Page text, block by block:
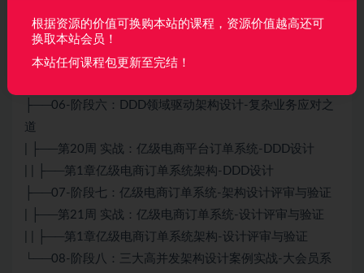
├──05-阶段五：系统架构设计-详细架构设计，走向真正
落地
| ├──第19周 实战：亿级电商订单系统架构-详细设计
├──06-阶段六：DDD领域驱动架构设计-复杂业务应对之
道
| ├──第20周 实战：亿级电商平台订单系统-DDD设计
| | ├──第1章亿级电商订单系统架构-DDD设计
├──07-阶段七：亿级电商订单系统-架构设计评审与验证
| ├──第21周 实战：亿级电商订单系统-设计评审与验证
| | ├──第1章亿级电商订单系统架构-设计评审与验证
└──08-阶段八：三大高并发架构设计案例实战-大会员系
根据资源的价值可换购本站的课程，资源价值越高还可
换取本站会员！
本站任何课程包更新至完结！